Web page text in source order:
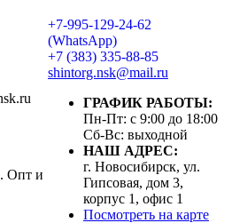
Опт и
+7-995-129-24-62
(WhatsApp)
+7 (383) 335-88-85
shintorg.nsk@mail.ru
ГРАФИК РАБОТЫ:
Пн-Пт: с 9:00 до 18:00
Сб-Вс: выходной
НАШ АДРЕС:
г. Новосибирск, ул.
Гипсовая, дом 3,
корпус 1, офис 1
Посмотреть на карте